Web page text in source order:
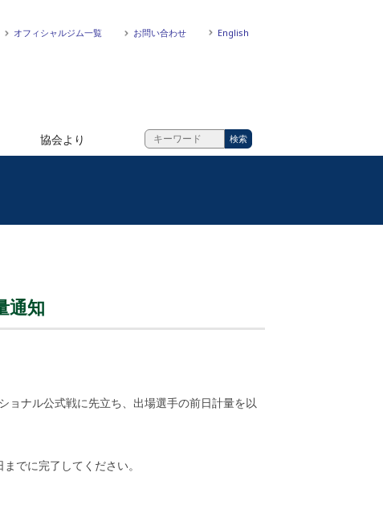
オフィシャルジム一覧 お問い合わせ English
協会より
通知
ョナル公式戦に先立ち、出場選手の前日計量を以
でに完了してください。